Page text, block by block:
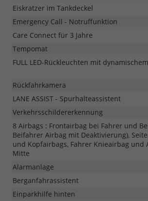
Eiskratzer im Tankdeckel
Emergency Call - Notruffunktion
Care Connect für 3 Jahre
Tempomat
FULL LED-Rückleuchten mit
Rückfahrkamera
LANE ASSIST - Spurhalteassistent
Verkehrsschildererkennung
8 Airbags : Frontairbag bei Fahrer und
Beifahrer Airbag mit Deaktivierung),
und Kopfairbags, Fahrer Knieairbag und
Mitte
Alarmanlage
Berganfahrassistent
Einparkhilfe hinten